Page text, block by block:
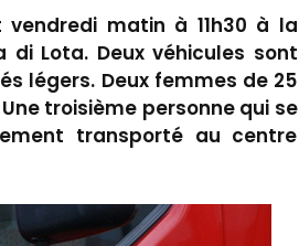
matin à 11h30 à la
Lota. Deux véhicules sont
légers. Deux femmes de 25
troisième personne qui se
transporté au centre